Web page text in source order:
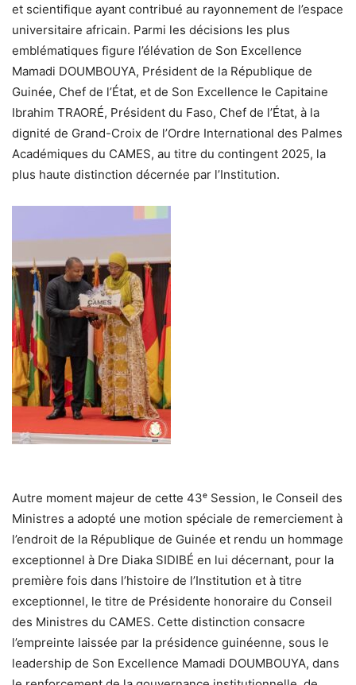
et scientifique ayant contribué au rayonnement de l’espace
universitaire africain. Parmi les décisions les plus
emblématiques figure l’élévation de Son Excellence
Mamadi DOUMBOUYA, Président de la République de
Guinée, Chef de l’État, et de Son Excellence le Capitaine
Ibrahim TRAORÉ, Président du Faso, Chef de l’État, à la
dignité de Grand-Croix de l’Ordre International des Palmes
Académiques du CAMES, au titre du contingent 2025, la
plus haute distinction décernée par l’Institution.
Autre moment majeur de cette 43ᵉ Session, le Conseil des
Ministres a adopté une motion spéciale de remerciement à
l’endroit de la République de Guinée et rendu un hommage
exceptionnel à Dre Diaka SIDIBÉ en lui décernant, pour la
première fois dans l’histoire de l’Institution et à titre
exceptionnel, le titre de Présidente honoraire du Conseil
des Ministres du CAMES. Cette distinction consacre
l’empreinte laissée par la présidence guinéenne, sous le
leadership de Son Excellence Mamadi DOUMBOUYA, dans